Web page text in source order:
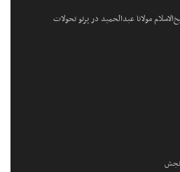
مولانا عبدالحمید در پرتو تحولات